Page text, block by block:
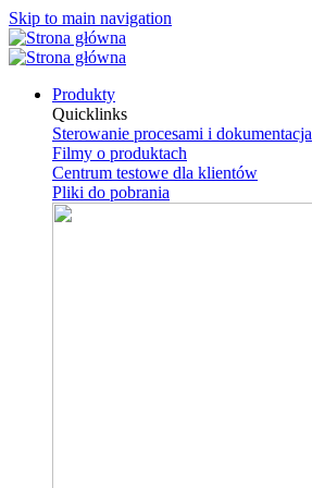
Skip to main navigation
Produkty
Quicklinks
Sterowanie procesami i dokumentacja
Filmy o produktach
Centrum testowe dla klientów
Pliki do pobrania